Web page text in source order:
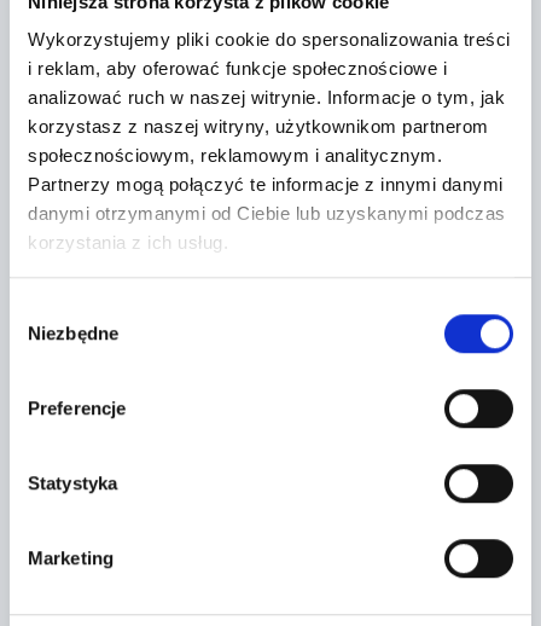
Wykorzystujemy pliki cookie do spersonalizowania treści
i reklam, aby oferować funkcje społecznościowe i
analizować ruch w naszej witrynie. Informacje o tym, jak
korzystasz z naszej witryny, użytkownikom partnerom
społecznościowym, reklamowym i analitycznym.
Partnerzy mogą połączyć te informacje z innymi danymi
danymi otrzymanymi od Ciebie lub uzyskanymi podczas
korzystania z ich usług.
zgody
Niezbędne
Preferencje
Statystyka
Marketing
Aukcyjna 1
+
−
contributors
CONTACT FORM